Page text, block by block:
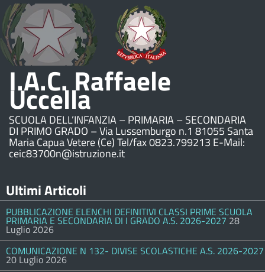
I.A.C. Raffaele
Uccella
SCUOLA DELL’INFANZIA – PRIMARIA – SECONDARIA
DI PRIMO GRADO – Via Lussemburgo n.1 81055 Santa
Maria Capua Vetere (Ce) Tel/fax 0823.799213 E-Mail:
ceic83700n@istruzione.it
Ultimi Articoli
PUBBLICAZIONE ELENCHI DEFINITIVI CLASSI PRIME SCUOLA
PRIMARIA E SECONDARIA DI I GRADO A.S. 2026-2027 28
Luglio 2026
COMUNICAZIONE N 132- DIVISE SCOLASTICHE A.S. 2026-2027
20 Luglio 2026